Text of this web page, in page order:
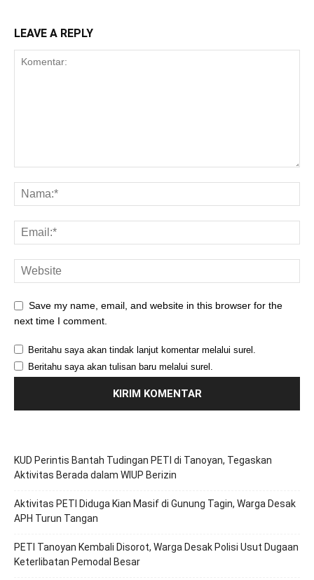
LEAVE A REPLY
Save my name, email, and website in this browser for the
next time I comment.
Beritahu saya akan tindak lanjut komentar melalui surel.
Beritahu saya akan tulisan baru melalui surel.
KUD Perintis Bantah Tudingan PETI di Tanoyan, Tegaskan
Aktivitas Berada dalam WIUP Berizin
Aktivitas PETI Diduga Kian Masif di Gunung Tagin, Warga Desak
APH Turun Tangan
PETI Tanoyan Kembali Disorot, Warga Desak Polisi Usut Dugaan
Keterlibatan Pemodal Besar